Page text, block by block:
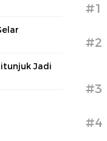
Jadi
#1
#2
#3
#4